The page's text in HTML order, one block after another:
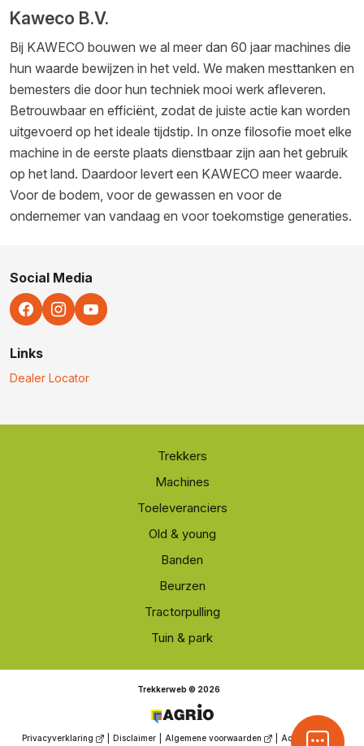
Kaweco B.V.
Bij KAWECO bouwen we al meer dan 60 jaar machines die
hun waarde bewijzen in het veld. We maken mesttanken en
bemesters die door hun techniek mooi werk afleveren.
Betrouwbaar en efficiënt, zodat de juiste actie kan worden
uitgevoerd op het ideale tijdstip. In onze filosofie moet elke
machine in de eerste plaats dienstbaar zijn aan het gebruik
op het land. Daardoor levert een KAWECO meer waarde.
Voor de bodem, voor de gewassen en voor de
ondernemer van vandaag en voor toekomstige generaties.
Social Media
Links
Dealer Locator
Trekkers
Machines
Toeleveranciers
Old & young
Banden
Beurzen
Tractorpulling
Tuin & park
Trekkerweb © 2026
Privacyverklaring Disclaimer Algemene voorwaarden Adverteren